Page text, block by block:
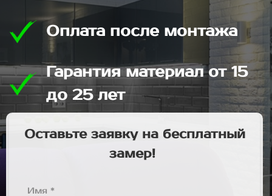
Оплата после монтажа
Гарантия материал от 15
до 25 лет
Оставьте заявку на бесплатный
замер!
Имя *